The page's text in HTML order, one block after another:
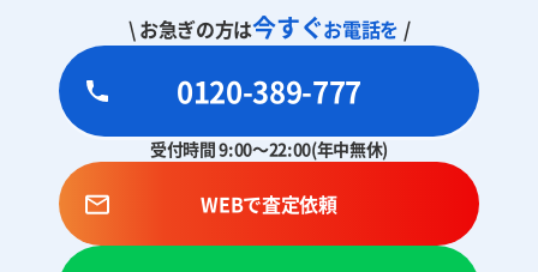
\ お急ぎの方は今すぐお電話を /
0120-389-777
受付時間 9:00～22:00(年中無休)
WEBで査定依頼